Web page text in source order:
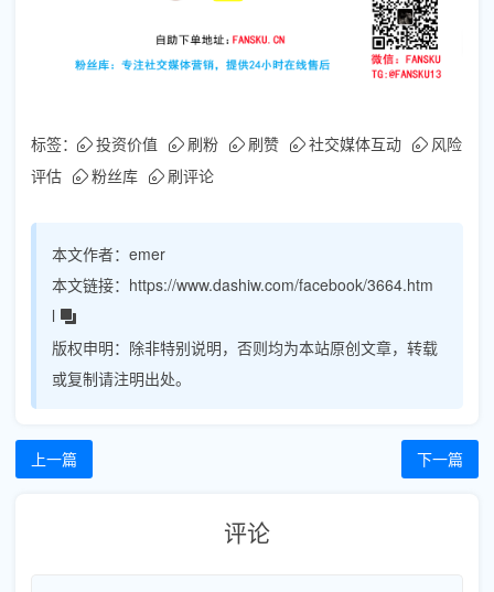
标签： 投资价值 刷粉 刷赞 社交媒体互动
风险
评估
粉丝库 刷评论
本文作者： emer
本文链接： https://www.dashiw.com/facebook/3664.htm
l
版权申明： 除非特别说明，否则均为本站原创文章，转载
或复制请注明出处。
上一篇 下一篇
评论